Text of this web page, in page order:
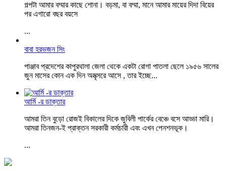
গল্পটা আমার বম্মার কাছে শোনা। বড়মা, বা বম্মা, মানে আমার মায়ের দিদা বিয়ের
পর এগারো বছর বয়সে
...
বাবা হরভজন সিং
পাঞ্জাব প্রদেশের কাপুরথালা জেলা থেকে একটা রোগা পাতলা ছেলে ১৯৫৬ সালের
জুন মাসের কোন এক দিন অমৃত্সরে আসে , তার ইচ্ছে...
আর্মি -র ডাক্তার
আমরা তিন বুড়ো রোজই বিকালের দিকে জুবিলী পার্কের বেঞ্চে বসে আড্ডা মারি।
আমরা তিনজন-ই প্রাক্তন সরকারী কর্মচারী এবং এখন পেনশনভূক।
...